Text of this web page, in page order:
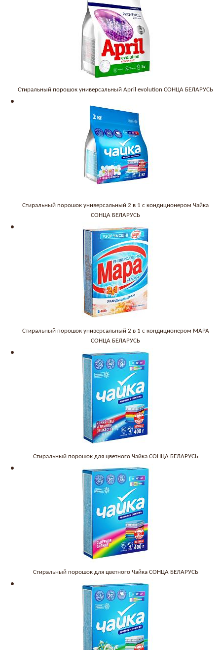
Стиральный порошок универсальный April evolution СОНЦА БЕЛАРУСЬ
Стиральный порошок универсальный 2 в 1 с кондиционером Чайка
СОНЦА БЕЛАРУСЬ
Стиральный порошок универсальный 2 в 1 с кондиционером МАРА
СОНЦА БЕЛАРУСЬ
Стиральный порошок для цветного Чайка СОНЦА БЕЛАРУСЬ
Стиральный порошок для цветного Чайка СОНЦА БЕЛАРУСЬ